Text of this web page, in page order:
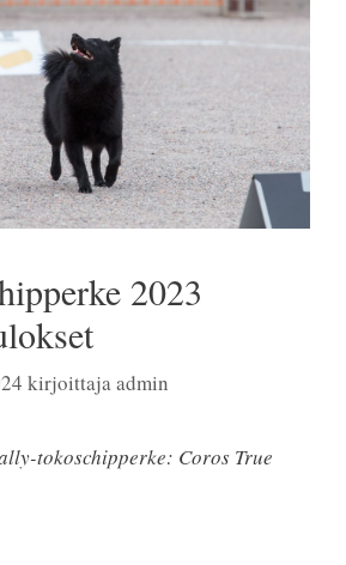
2023
kirjoittajaadmin
tokoschipperke: Coros True